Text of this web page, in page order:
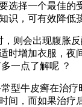
选择一个最佳
，可有效降
则会出现腹胀
时增加衣服，
一点了解呢 ？
型牛皮癣在治
间，而如果治